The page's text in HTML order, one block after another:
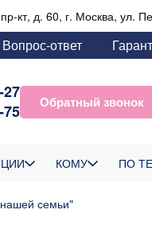
кт, д. 60, г. Москва, ул.
Вопрос-ответ
27
75
Обратный звонок
КОМУ ПО
семьи"